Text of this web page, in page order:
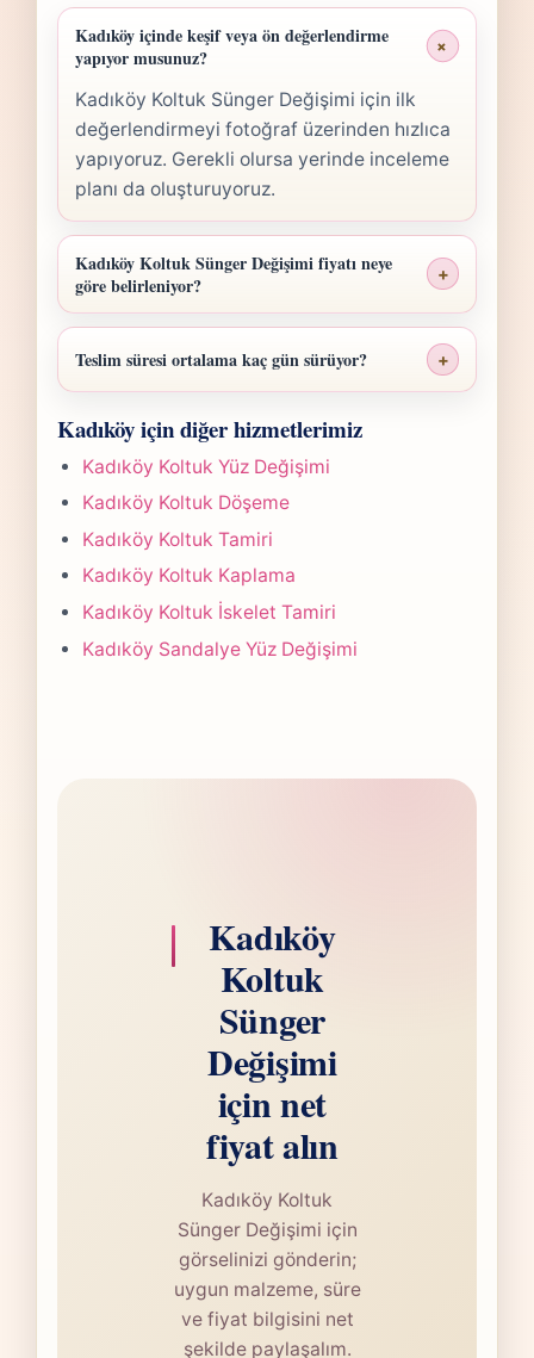
Kadıköy içinde keşif veya ön değerlendirme
yapıyor musunuz?
+
Kadıköy Koltuk Sünger Değişimi için ilk
değerlendirmeyi fotoğraf üzerinden hızlıca
yapıyoruz. Gerekli olursa yerinde inceleme
planı da oluşturuyoruz.
Kadıköy Koltuk Sünger Değişimi fiyatı neye
göre belirleniyor?
+
Kadıköy Koltuk Sünger Değişimi fiyatı; ölçü,
malzeme sınıfı, işçilik yoğunluğu ve teslim
planına göre belirlenir. Fotoğraf
gönderdiğinizde hızlıca anlaşılır bir aralık
paylaşırız.
Teslim süresi ortalama kaç gün sürüyor? +
süre yapılan işlemin kapsamına göre
değişir. Çoğu projede 5-7 iş günü hedefiyle
çalışır, olası değişikliği önceden bildiririz.
Kadıköy için diğer hizmetlerimiz
Kadıköy Koltuk Yüz Değişimi
Kadıköy Koltuk Döşeme
Kadıköy Koltuk Tamiri
Kadıköy Koltuk Kaplama
Kadıköy Koltuk İskelet Tamiri
Kadıköy Sandalye Yüz Değişimi
Kadıköy
Koltuk
Sünger
Değişimi
için net
fiyat alın
Kadıköy Koltuk
Sünger Değişimi için
görselinizi gönderin;
uygun malzeme, süre
ve fiyat bilgisini net
şekilde paylaşalım.